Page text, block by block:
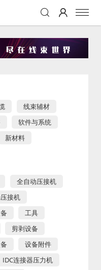
线束辅材
软件与系统
新材料
全自动压接机
接机
工具
剪剥设备
设备附件
IDC连接器压力机